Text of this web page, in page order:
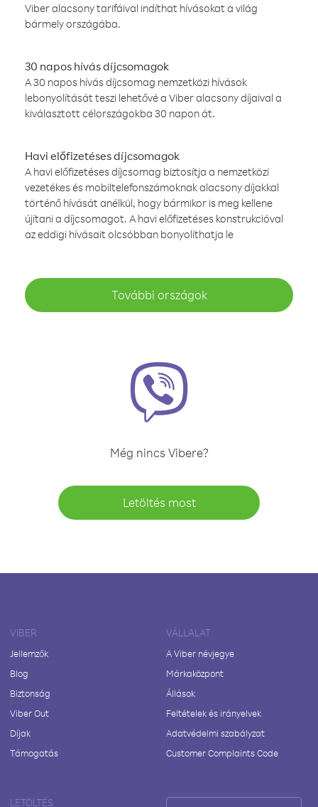
Viber alacsony tarifáival indíthat hívásokat a világ
bármely országába.
30 napos hívás díjcsomagok
A 30 napos hívás díjcsomag nemzetközi hívások
lebonyolítását teszi lehetővé a Viber alacsony díjaival a
kiválasztott célországokba 30 napon át.
Havi előfizetéses díjcsomagok
A havi előfizetéses díjcsomag biztosítja a nemzetközi
vezetékes és mobiltelefonszámoknak alacsony díjakkal
történő hívását anélkül, hogy bármikor is meg kellene
újítani a díjcsomagot. A havi előfizetéses konstrukcióval
az eddigi hívásait olcsóbban bonyolíthatja le
További országok
Még nincs Vibere?
Letöltés most
VIBER
Jellemzők
Blog
Biztonság
Viber Out
Díjak
Támogatás
VÁLLALAT
A Viber névjegye
Márkaközpont
Állások
Feltételek és irányelvek
Adatvédelmi szabályzat
Customer Complaints Code
LETÖLTÉS